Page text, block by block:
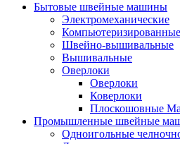
Бытовые швейные машины
Электромеханические
Компьютеризированные
Швейно-вышивальные
Вышивальные
Оверлоки
Оверлоки
Коверлоки
Плоскошовные
Промышленные швейные
Одноигольные